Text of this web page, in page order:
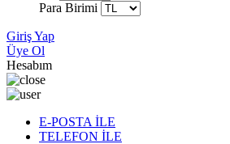
Para Birimi
Giriş Yap
Üye Ol
Hesabım
E-POSTA İLE
TELEFON İLE